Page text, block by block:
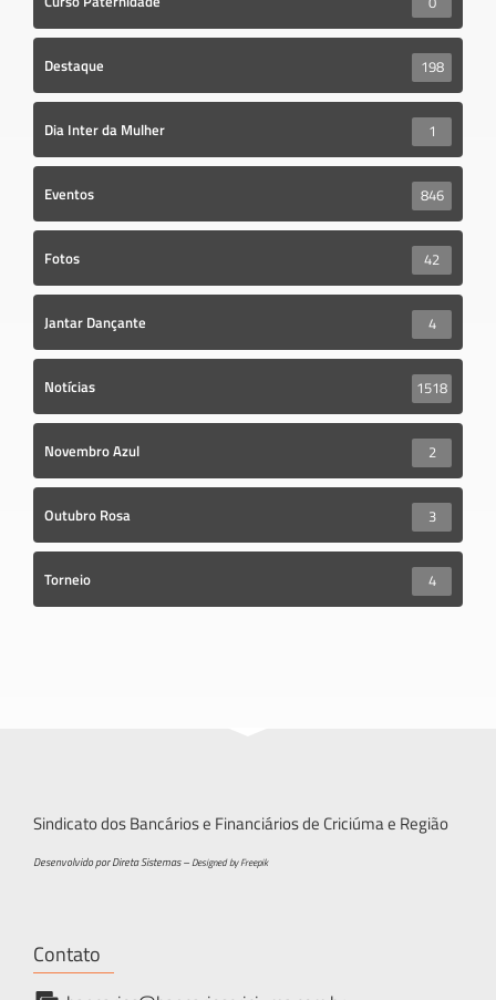
Destaque 198
Dia Inter da Mulher 1
Eventos 846
Fotos 42
Jantar Dançante 4
Notícias 1518
Novembro Azul 2
Outubro Rosa 3
Torneio 4
Sindicato dos Bancários e Financiários de Criciúma e Região
Desenvolvido por Direta Sistemas –Designed by Freepik
Contato